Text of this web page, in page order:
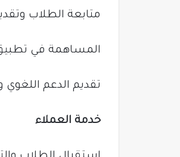
متابعة الطلاب
المساهمة في
تقديم الدعم اللغوي
خدمة العملاء